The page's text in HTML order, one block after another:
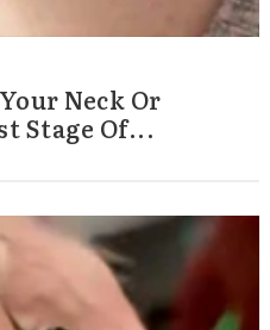
Neck Or
Stage Of...